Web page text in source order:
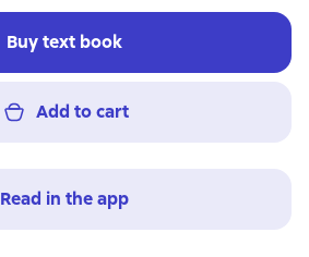
Buy text book
Add to cart
Read in the app